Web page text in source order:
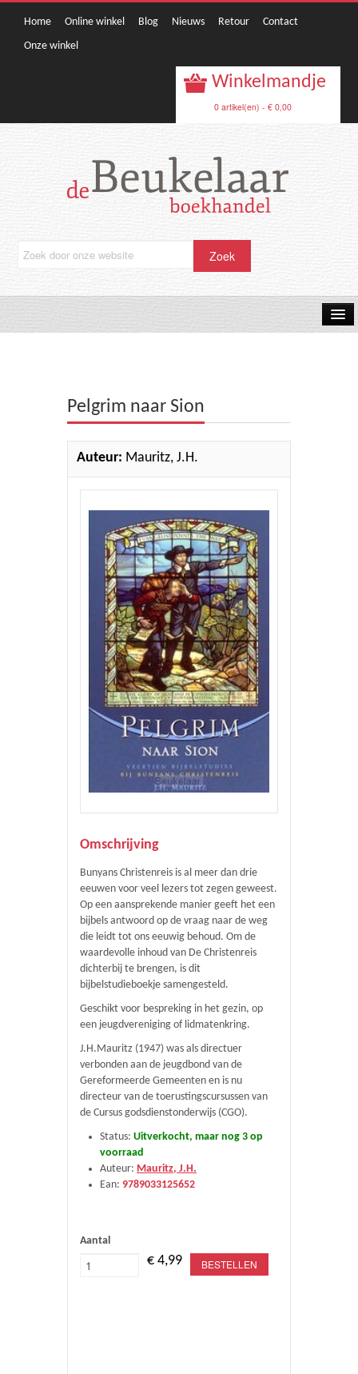
Home Online winkel Blog Nieuws Retour
Contact
Onze winkel
Winkelmandje
0 artikel(en) - € 0,00
Ethiek en Pastoraal
Kinderen en Jeugd
Pelgrim naar Sion
Auteur: Mauritz, J.H.
Omschrijving
Bunyans Christenreis is al meer dan drie
eeuwen voor veel lezers tot zegen geweest.
Op een aansprekende manier geeft het een
bijbels antwoord op de vraag naar de weg
die leidt tot ons eeuwig behoud. Om de
waardevolle inhoud van De Christenreis
dichterbij te brengen, is dit
bijbelstudieboekje samengesteld.
Geschikt voor bespreking in het gezin, op
een jeugdvereniging of lidmatenkring.
J.H.Mauritz (1947) was als directuer
verbonden aan de jeugdbond van de
Gereformeerde Gemeenten en is nu
directeur van de toerustingscursussen van
de Cursus godsdienstonderwijs (CGO).
Status: Uitverkocht, maar nog 3 op
voorraad
Auteur: Mauritz, J.H.
Ean: 9789033125652
Aantal
€ 4,99 BESTELLEN